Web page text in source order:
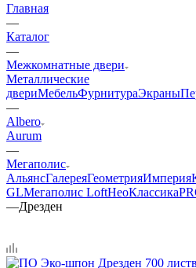
Главная
—
Каталог
—
Межкомнатные двери
Металлические
двериМебельФурнитураЭкраны
—
Albero
Aurum
—
Мегаполис
АльянсГалереяГеометрияИмперия
GLМегаполис Loft
—Дрезден